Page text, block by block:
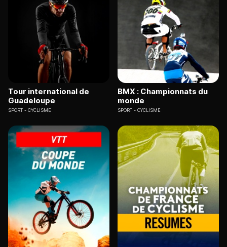
Tour international de
Guadeloupe
SPORT CYCLISME
BMX : Championnats du
monde
SPORT CYCLISME